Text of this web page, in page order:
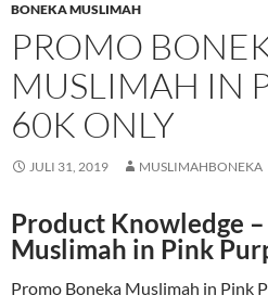
BONEKA MUSLIMAH
PROMO
MUSLIMAH IN
60K ONLY
JULI 31, 2019 MUSLIMAHBONEKA
Product Knowledge
Muslimah in Pink
Promo Boneka Muslimah in Pink